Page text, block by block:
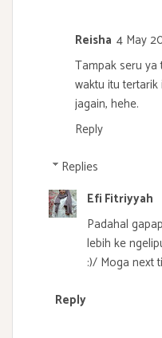
Reisha 4 May
Tampak seru ya
waktu itu
jagain, hehe.
Reply
Replies
Efi Fitriyyah
Padahal
lebih ke
:)/ Moga next
Reply